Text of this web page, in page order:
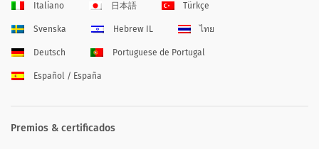
Italiano 日本語 Türkçe
Svenska Hebrew IL ไทย
Deutsch Portuguese de Portugal
Español / España
Premios & certificados